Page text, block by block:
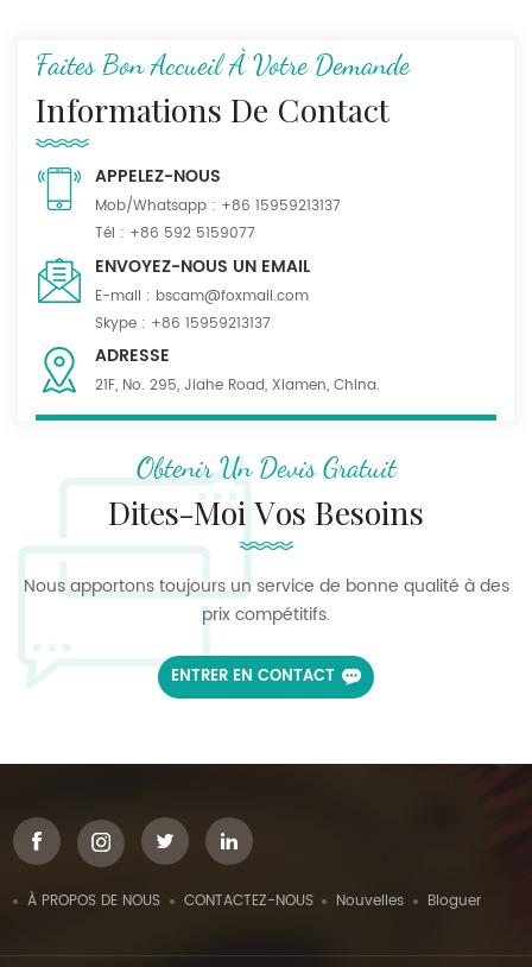
Faites Bon Accueil À Votre Demande
Informations De Contact
APPELEZ-NOUS
Mob/Whatsapp : +86 15959213137
Tél : +86 592 5159077
ENVOYEZ-NOUS UN EMAIL
E-mail : bscam@foxmail.com
Skype : +86 15959213137
ADRESSE
21F, No. 295, Jiahe Road, Xiamen, China.
Obtenir Un Devis Gratuit
Dites-Moi Vos Besoins
Nous apportons toujours un service de bonne qualité à des
prix compétitifs.
ENTRER EN CONTACT
À PROPOS DE NOUS CONTACTEZ-NOUS Nouvelles Bloguer